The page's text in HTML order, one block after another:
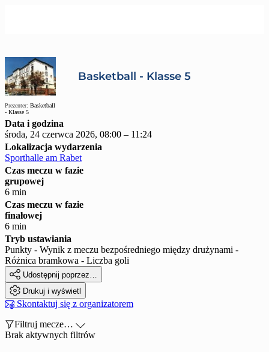
Prezenter: Basketball
- Klasse 5
Basketball - Klasse 5
Data i godzina
środa, 24 czerwca 2026, 08:00 – 11:24
Lokalizacja wydarzenia
Sporthalle am Rabet
Czas meczu w fazie
grupowej
6 min
Czas meczu w fazie
finałowej
6 min
Tryb ustawiania
Punkty - Wynik z meczu bezpośredniego między drużynami -
Różnica bramkowa - Liczba goli
 Udostępnij poprzez…
 Drukuj i wyświetl
 Skontaktuj się z organizatorem
Filtruj mecze… 
Brak aktywnych filtrów